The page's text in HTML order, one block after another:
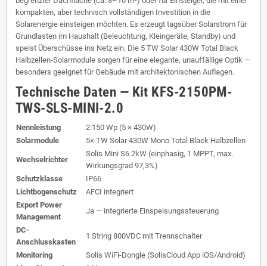
kompakten, aber technisch vollständigen Investition in die
Solarenergie einsteigen möchten. Es erzeugt tagsüber Solarstrom für
Grundlasten im Haushalt (Beleuchtung, Kleingeräte, Standby) und
speist Überschüsse ins Netz ein. Die 5 TW Solar 430W Total Black
Halbzellen-Solarmodule sorgen für eine elegante, unauffällige Optik —
besonders geeignet für Gebäude mit architektonischen Auflagen.
Technische Daten — Kit KFS-2150PM-
TWS-SLS-MINI-2.0
Nennleistung
2.150 Wp (5 × 430W)
Solarmodule
5× TW Solar 430W Mono Total Black Halbzellen
Wechselrichter
Solis Mini S6 2kW (einphasig, 1 MPPT, max.
Wirkungsgrad 97,3%)
Schutzklasse
IP66
Lichtbogenschutz
AFCI integriert
Export Power
Management
Ja — integrierte Einspeisungssteuerung
DC-
Anschlusskasten
1 String 800VDC mit Trennschalter
Monitoring
Solis WiFi-Dongle (SolisCloud App iOS/Android)